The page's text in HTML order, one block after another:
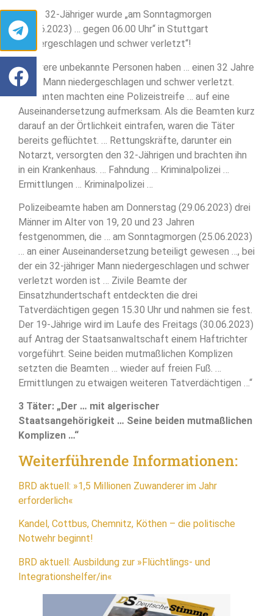
► Ein 32-Jähriger wurde „am Sonntagmorgen
(25.06.2023) … gegen 06.00 Uhr“ in Stuttgart
„niedergeschlagen und schwer verletzt“!
„Mehrere unbekannte Personen haben … einen 32 Jahre
alten Mann niedergeschlagen und schwer verletzt.
Passanten machten eine Polizeistreife … auf eine
Auseinandersetzung aufmerksam. Als die Beamten kurz
darauf an der Örtlichkeit eintrafen, waren die Täter
bereits geflüchtet. … Rettungskräfte, darunter ein
Notarzt, versorgten den 32-Jährigen und brachten ihn
in ein Krankenhaus. … Fahndung … Kriminalpolizei …
Ermittlungen … Kriminalpolizei …
Polizeibeamte haben am Donnerstag (29.06.2023) drei
Männer im Alter von 19, 20 und 23 Jahren
festgenommen, die … am Sonntagmorgen (25.06.2023)
… an einer Auseinandersetzung beteiligt gewesen …, bei
der ein 32-jähriger Mann niedergeschlagen und schwer
verletzt worden ist … Zivile Beamte der
Einsatzhundertschaft entdeckten die drei
Tatverdächtigen gegen 15.30 Uhr und nahmen sie fest.
Der 19-Jährige wird im Laufe des Freitags (30.06.2023)
auf Antrag der Staatsanwaltschaft einem Haftrichter
vorgeführt. Seine beiden mutmaßlichen Komplizen
setzten die Beamten … wieder auf freien Fuß. …
Ermittlungen zu etwaigen weiteren Tatverdächtigen …“
3 Täter: „Der … mit algerischer
Staatsangehörigkeit … Seine beiden mutmaßlichen
Komplizen …“
Weiterführende Informationen:
BRD aktuell: »1,5 Millionen Zuwanderer im Jahr
erforderlich«
Kandel, Cottbus, Chemnitz, Köthen – die politische
Notwehr beginnt!
BRD aktuell: Ausbildung zur »Flüchtlings- und
Integrationshelfer/in«